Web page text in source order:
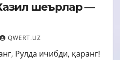
шеърлар —
QWERT.UZ
Рулда ичибди, қаранг!